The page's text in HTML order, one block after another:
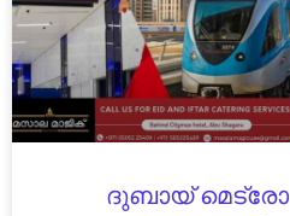
ദുബായ് മെട്രോ